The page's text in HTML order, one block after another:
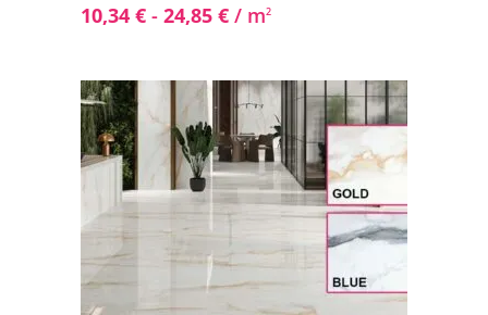
10,34 € - 24,85 € / m2